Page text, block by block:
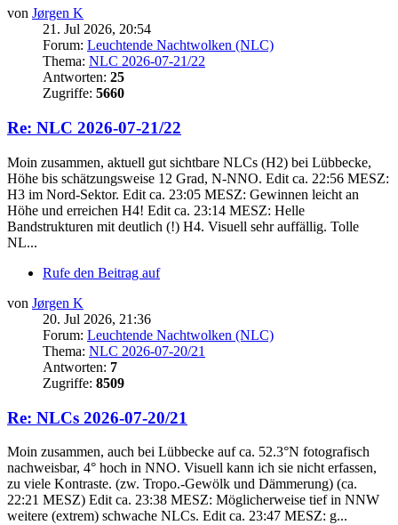
von Jørgen K
21. Jul 2026, 20:54
Forum: Leuchtende Nachtwolken (NLC)
Thema: NLC 2026-07-21/22
Antworten: 25
Zugriffe: 5660
Re: NLC 2026-07-21/22
Moin zusammen, aktuell gut sichtbare NLCs (H2) bei Lübbecke,
Höhe bis schätzungsweise 12 Grad, N-NNO. Edit ca. 22:56 MESZ:
H3 im Nord-Sektor. Edit ca. 23:05 MESZ: Gewinnen leicht an
Höhe und erreichen H4! Edit ca. 23:14 MESZ: Helle
Bandstrukturen mit deutlich (!) H4. Visuell sehr auffällig. Tolle
NL...
Rufe den Beitrag auf
von Jørgen K
20. Jul 2026, 21:36
Forum: Leuchtende Nachtwolken (NLC)
Thema: NLC 2026-07-20/21
Antworten: 7
Zugriffe: 8509
Re: NLCs 2026-07-20/21
Moin zusammen, auch bei Lübbecke auf ca. 52.3°N fotografisch
nachweisbar, 4° hoch in NNO. Visuell kann ich sie nicht erfassen,
zu viele Kontraste. (zw. Tropo.-Gewölk und Dämmerung) (ca.
22:21 MESZ) Edit ca. 23:38 MESZ: Möglicherweise tief in NNW
weitere (extrem) schwache NLCs. Edit ca. 23:47 MESZ: g...